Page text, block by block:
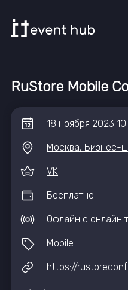
RuStore Mobile
18 ноября 2023
Москва, Бизнес-
VK
Бесплатно
Офлайн с онлайн
Mobile
https://